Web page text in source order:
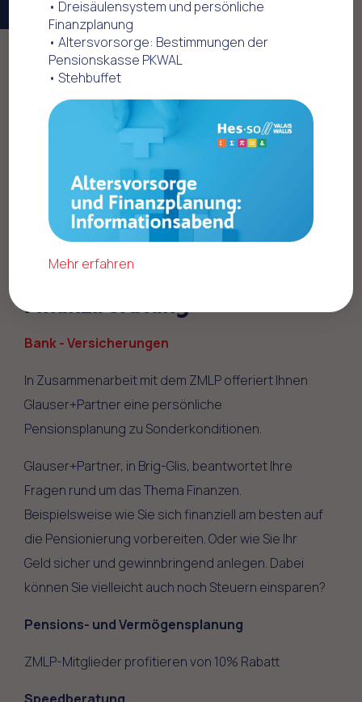
Home
Offres commerciales
Glauser + Partner Vorsorge AG
Profitieren Sie von 10%
Finanzberatung
Bank - Versicherungen
In Zusammenarbeit mit dem ZMLP offeriert Ihnen
Glauser+Partner eine persönliche
Pensionsplanung zu Sonderkonditionen.
Glauser+Partner, in Brig-Glis, beantwortet Ihre
Fragen rund um das Thema Finanzen.
Beispielsweise wie Sie sich finanziell am besten auf
die Pensionierung vorbereiten. Oder wie Sie Ihr
Geld sicher und gewinnbringend anlegen. Dabei
können Sie vielleicht auch noch Steuern einsparen?
Pensions- und Vermögensplanung
ZMLP-Mitglieder profitieren von 10% Rabatt
• Dreisäulensystem und persönliche
Finanzplanung
• Altersvorsorge: Bestimmungen der
Pensionskasse PKWAL
• Stehbuffet
Mehr erfahren